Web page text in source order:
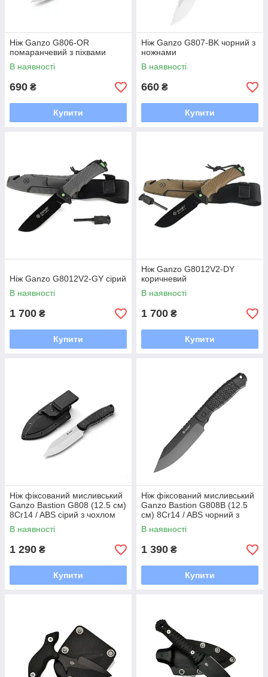
Ніж Ganzo G806-OR
помаранчевий з піхвами
В наявності
690 ₴
Купити
Ніж Ganzo G807-BK чорний з
ножнами
В наявності
660 ₴
Купити
Ніж Ganzo G8012V2-GY сірий
В наявності
1 700 ₴
Купити
Ніж Ganzo G8012V2-DY
коричневий
В наявності
1 700 ₴
Купити
Ніж фіксований мисливський
Ganzo Bastion G808 (12.5 см)
8Cr14 / ABS сірий з чохлом
В наявності
1 290 ₴
Купити
Ніж фіксований мисливський
Ganzo Bastion G808В (12.5
см) 8Cr14 / ABS чорний з
чохлом
В наявності
1 390 ₴
Купити